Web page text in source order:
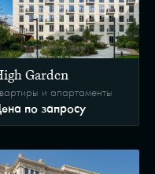
Garden
и апартаменты
по запросу